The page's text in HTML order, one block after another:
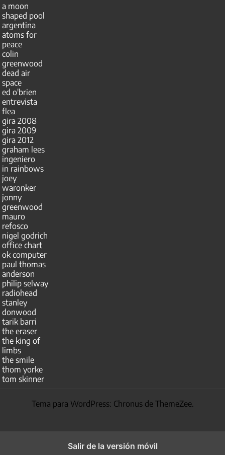
a moon
shaped pool
argentina
atoms for
peace
colin
greenwood
dead air
space
ed o'brien
entrevista
flea
gira 2008
gira 2009
gira 2012
graham lees
ingeniero
in rainbows
joey
waronker
jonny
greenwood
mauro
refosco
nigel godrich
office chart
ok computer
paul thomas
anderson
philip selway
radiohead
stanley
donwood
tarik barri
the eraser
the king of
limbs
the smile
thom yorke
tom skinner
Tema para WordPress: Chronus de ThemeZee.
Salir de la versión móvil